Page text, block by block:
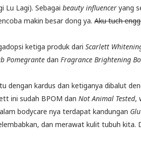
Lu Lagi). Sebagai beauty influencer yang
makin besar dong ya. Aku tuch
ketiga produk dari Scarlett
Pomegrante dan Fragrance Brightening
dengan kardus dan ketiganya dibalut
ini sudah BPOM dan Not Animal Tested,
bodycare nya terdapat kandungan
dan merawat kulit tubuh kita.